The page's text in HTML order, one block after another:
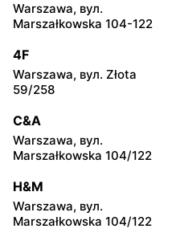
Żabka
Chałubińskiego 8
Żabka
Grzybowska 4
Żabka
Żabka
Warszawa, вул. Prosta 2/14
Warszawa, вул.
Marszałkowska 104-122
4F
Warszawa, вул. Złota
59/258
C&A
Warszawa, вул.
Marszałkowska 104/122
H&M
Warszawa, вул.
Marszałkowska 104/122